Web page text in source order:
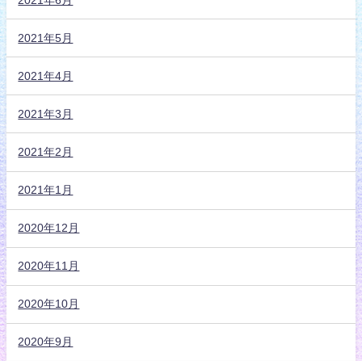
2021年5月
2021年4月
2021年3月
2021年2月
2021年1月
2020年12月
2020年11月
2020年10月
2020年9月